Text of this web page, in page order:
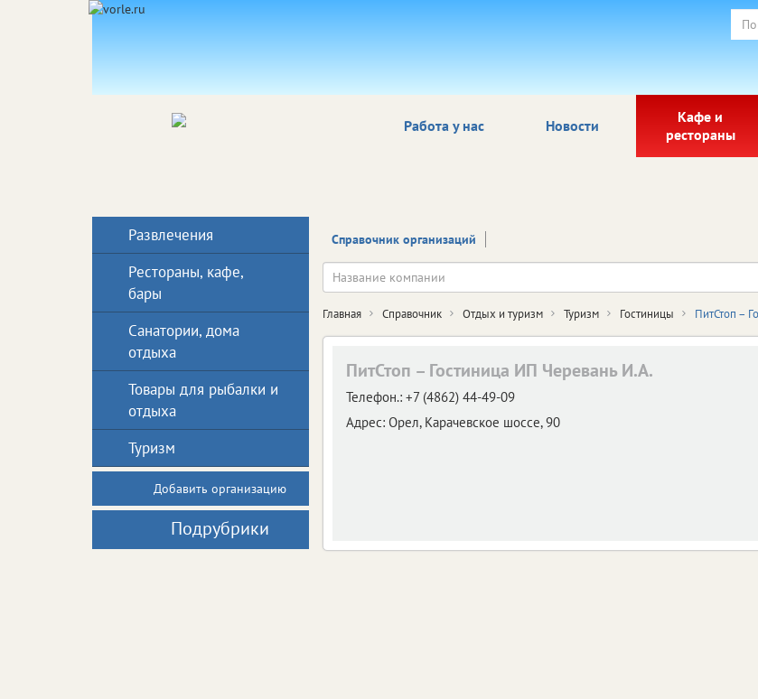
Работа у нас Новости
Кафе и
рестораны
Справочник организаций
Главная Справочник Отдых и туризм Туризм Гостиницы ПитСтоп –
ПитСтоп – Гостиница ИП Черевань И.А.
Телефон.: +7 (4862) 44-49-09
Адрес: Орел, Карачевское шоссе, 90
Развлечения
Рестораны, кафе,
бары
Санатории, дома
отдыха
Товары для рыбалки и
отдыха
Туризм
Добавить организацию
Подрубрики